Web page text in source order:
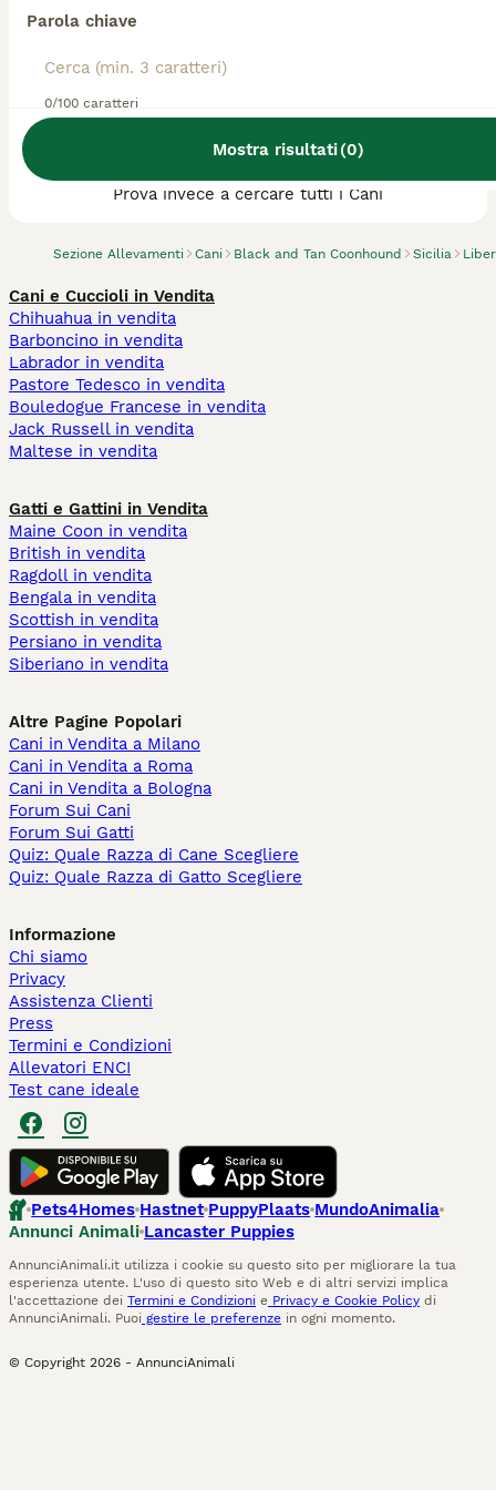
Parola chiave
0/100 caratteri
Mostra risultati(0)
Sezione Allevamenti Cani Black and Tan Coonhound Sicilia
Abbiamo trovato 0 Allevamento di Black and
Prova invece a cercare tutti i Cani
Cani e Cuccioli in Vendita
Chihuahua in vendita
Barboncino in vendita
Labrador in vendita
Pastore Tedesco in vendita
Bouledogue Francese in vendita
Jack Russell in vendita
Maltese in vendita
Gatti e Gattini in Vendita
Maine Coon in vendita
British in vendita
Ragdoll in vendita
Bengala in vendita
Scottish in vendita
Persiano in vendita
Siberiano in vendita
Altre Pagine Popolari
Cani in Vendita a Milano
Cani in Vendita a Roma
Cani in Vendita a Bologna
Forum Sui Cani
Forum Sui Gatti
Quiz: Quale Razza di Cane Scegliere
Quiz: Quale Razza di Gatto Scegliere
Informazione
Chi siamo
Privacy
Assistenza Clienti
Press
Termini e Condizioni
Allevatori ENCI
Test cane ideale
Pets4Homes Hastnet PuppyPlaats MundoAnimalia
Annunci Animali Lancaster Puppies
AnnunciAnimali.it utilizza i cookie su questo sito per migliorare la tua
esperienza utente. L'uso di questo sito Web e di altri servizi implica
l'accettazione dei Termini e Condizioni e Privacy e Cookie Policy di
AnnunciAnimali. Puoi gestire le preferenze in ogni momento.
© Copyright 2026 - AnnunciAnimali